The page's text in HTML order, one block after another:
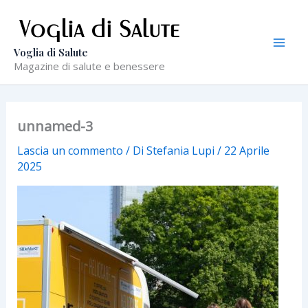
contenuto
Voglia di Salute
Magazine di salute e benessere
unnamed-3
Lascia un commento / Di Stefania Lupi / 22 Aprile
2025